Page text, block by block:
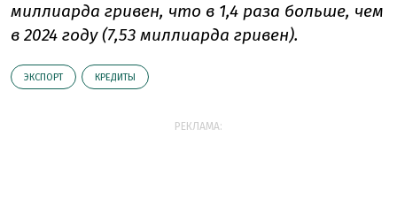
миллиарда гривен, что в 1,4 раза больше, чем
в 2024 году (7,53 миллиарда гривен).
ЭКСПОРТ КРЕДИТЫ
РЕКЛАМА: